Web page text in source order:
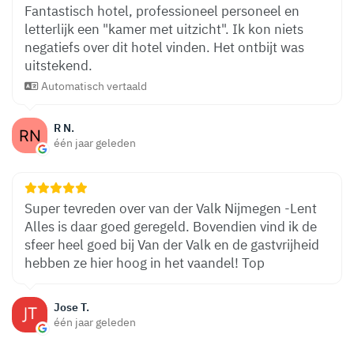
R N.
één jaar geleden
Fantastisch hotel, professioneel personeel en
letterlijk een "kamer met uitzicht". Ik kon niets
negatiefs over dit hotel vinden. Het ontbijt was
uitstekend.
Automatisch vertaald
Jose T.
één jaar geleden
Super tevreden over van der Valk Nijmegen -Lent
Alles is daar goed geregeld. Bovendien vind ik de
sfeer heel goed bij Van der Valk en de gastvrijheid
hebben ze hier hoog in het vaandel! Top